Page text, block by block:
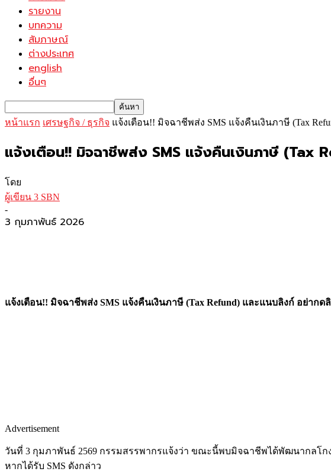
รายงาน
บทความ
สัมภาษณ์
ต่างประเทศ
english
อื่นๆ
หน้าแรก เศรษฐกิจ / ธุรกิจ แจ้งเตือน!! มิจฉาชีพส่ง SMS แจ้งคืนเงินภาษี (Tax
แจ้งเตือน!! มิจฉาชีพส่ง SMS แจ้งคืนเงินภาษี (Tax
โดย
ผู้เขียน 3 SBN
-
3 กุมภาพันธ์ 2026
แจ้งเตือน!! มิจฉาชีพส่ง SMS แจ้งคืนเงินภาษี (Tax Refund) และแนบลิงก์ อย่ากด
Advertisement
วันที่ 3 กุมภาพันธ์ 2569 กรรมสรรพากรแจ้งว่า ขณะนี้พบมิจฉาชีพได้พัฒนากลโกง
หากได้รับ SMS ดังกล่าว